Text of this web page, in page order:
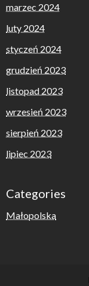
marzec 2024
luty 2024
styczeń 2024
grudzień 2023
listopad 2023
wrzesień 2023
sierpień 2023
lipiec 2023
Categories
Małopolska